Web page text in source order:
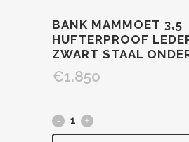
BANK MAMMOET 3,5
HUFTERPROOF
ZWART STAAL
€1.850